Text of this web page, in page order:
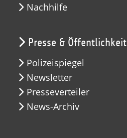
Nachhilfe
Presse & Öffentlichkeit
Polizeispiegel
Newsletter
Presseverteiler
News-Archiv